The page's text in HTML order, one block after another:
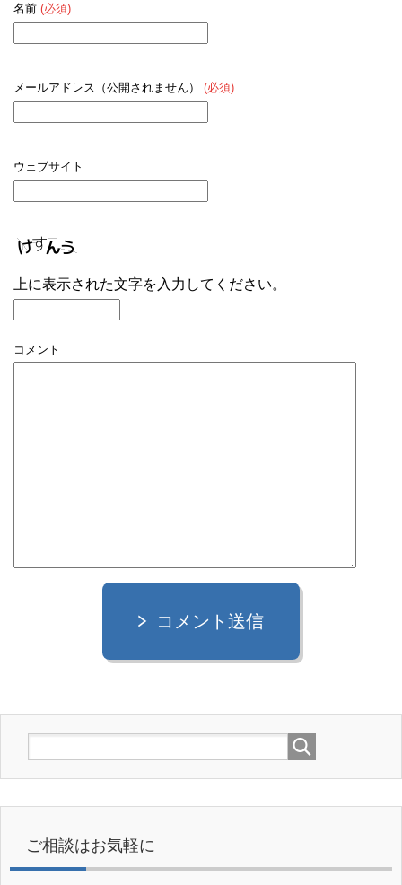
名前 (必須)
メールアドレス（公開されません） (必須)
ウェブサイト
上に表示された文字を入力してください。
コメント
コメント送信
ご相談はお気軽に